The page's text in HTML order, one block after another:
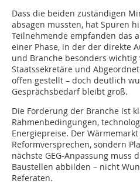
Dass die beiden zuständigen
absagen mussten, hat Spuren
Teilnehmende empfanden das
einer Phase, in der der direkte
und Branche besonders wichtig
Staatssekretäre und
offen gestellt – doch deutlich
Gesprächsbedarf bleibt groß.
Die Forderung der Branche ist
Rahmenbedingungen,
Energiepreise. Der
Reformversprechen, sondern
nächste GEG-Anpassung muss
Baustellen abbilden – nicht
Referaten.